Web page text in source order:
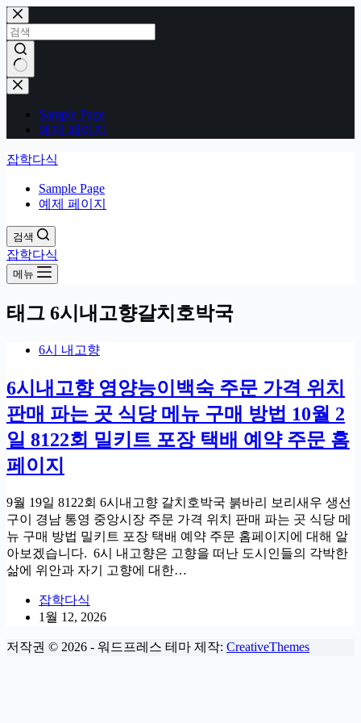
본
문
으
로
건
너
결
Sample Page
예제 페이지
잡학다식
Sample Page
예제 페이지
검색
잡학다식
메뉴
태그 6시내고향갈치호박국
6시 내고향
6시내고향 영양능이백숙 주문 가격 위치
판매 파는 곳 식당 메뉴 구매 방법 10월 2
일 8122회 밀키트 포장 택배 예약 주문 홈
페이지
9월 19일 8122회 6시내고향 갈치호박국 붉바리 보리새우 생선
구이 경남 통영 중앙시장 주문 가격 위치 판매 파는 곳 식당 메
뉴 구매 방법 밀키트 포장 택배 예약 주문 홈페이지에 대해 알
아보겠습니다. 6시 내고향은 고향을 떠난 도시인들의 각박한
삶에 위안과 자기 고향에 대한…
잡학다식
1월 12, 2026
저작권 © 2026 - 워드프레스 테마 제작: CreativeThemes